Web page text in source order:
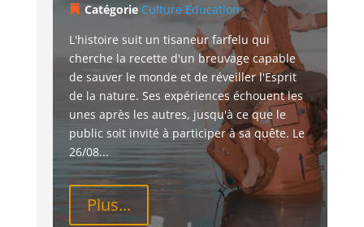
Catégorie Culture Education
L'histoire suit un tisaneur farfelu qui
cherche la recette d'un breuvage capable
de sauver le monde et de réveiller l'Esprit
de la nature. Ses expériences échouent les
unes après les autres, jusqu'à ce que le
public soit invité à participer à sa quête. Le
26/08...
Plus...